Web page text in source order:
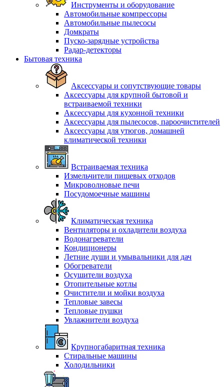
Инструменты и оборудование
Автомобильные компрессоры
Автомобильные пылесосы
Домкраты
Пуско-зарядные устройства
Радар-детекторы
Бытовая техника
Аксессуары и сопутствующие товары
Аксессуары для крупной бытовой и
встраиваемой техники
Аксессуары для кухонной техники
Аксессуары для пылесосов, пароочистителей
Аксессуары для утюгов, домашней
климатической техники
Встраиваемая техника
Измельчители пищевых отходов
Микроволновые печи
Посудомоечные машины
Климатическая техника
Вентиляторы и охладители воздуха
Водонагреватели
Кондиционеры
Летние души и умывальники для дач
Обогреватели
Осушители воздуха
Отопительные котлы
Очистители и мойки воздуха
Тепловые завесы
Тепловые пушки
Увлажнители воздуха
Крупногабаритная техника
Стиральные машины
Холодильники